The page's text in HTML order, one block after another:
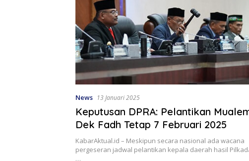
News 13 Januari 2025
Keputusan DPRA: Pelantikan
Dek Fadh Tetap 7 Februari 2025
KabarAktual.id – Meskipun secara nasional ada wacana
pergeseran jadwal pelantikan kepala daerah hasil
…